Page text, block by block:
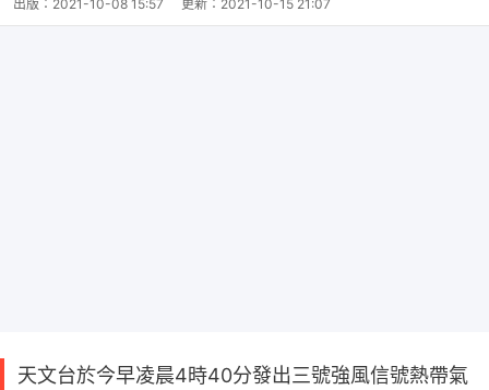
出版： 2021-10-08 15:57 更新： 2021-10-15 21:07
天文台於今早凌晨4時40分發出三號強風信號熱帶氣